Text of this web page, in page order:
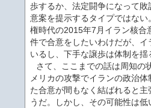
歩するか、法定闘争になって
意案を提示するタイプではな
権時代の2015年7月イラン核合
件で合意をしたいわけだが、
いるし、下手な譲歩は体制を揺
さて、ここまでの話は周知の
メリカの攻撃でイランの政治
た合意が間もなく結ばれると
うだ。しかし、その可能性は